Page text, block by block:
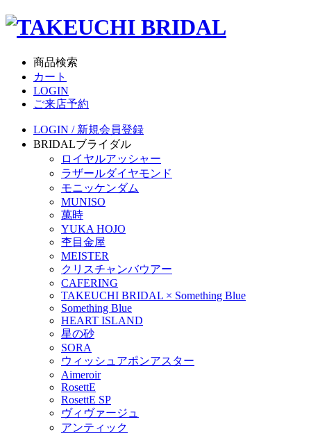
商品検索
カート
LOGIN
ご来店予約
LOGIN / 新規会員登録
BRIDALブライダル
ロイヤルアッシャー
ラザールダイヤモンド
モニッケンダム
MUNISO
萬時
YUKA HOJO
杢目金屋
MEISTER
クリスチャンバウアー
CAFERING
TAKEUCHI BRIDAL × Something Blue
Something Blue
HEART ISLAND
星の砂
SORA
ウィッシュアポンアスター
Aimeroir
RosettE
RosettE SP
ヴィヴァージュ
アンティック